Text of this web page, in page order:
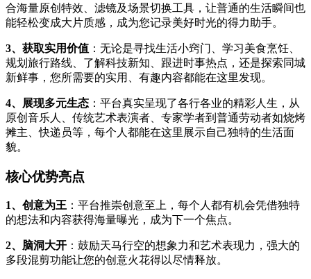
合海量原创特效、滤镜及场景切换工具，让普通的生活瞬间也
能轻松变成大片质感，成为您记录美好时光的得力助手。
3、获取实用价值 ：无论是寻找生活小窍门、学习美食烹饪、
规划旅行路线、了解科技新知、跟进时事热点，还是探索同城
新鲜事，您所需要的实用、有趣内容都能在这里发现。
4、展现多元生态 ：平台真实呈现了各行各业的精彩人生，从
原创音乐人、传统艺术表演者、专家学者到普通劳动者如烧烤
摊主、快递员等，每个人都能在这里展示自己独特的生活面
貌。
核心优势亮点
1、创意为王 ：平台推崇创意至上，每个人都有机会凭借独特
的想法和内容获得海量曝光，成为下一个焦点。
2、脑洞大开 ：鼓励天马行空的想象力和艺术表现力，强大的
多段混剪功能让您的创意火花得以尽情释放。